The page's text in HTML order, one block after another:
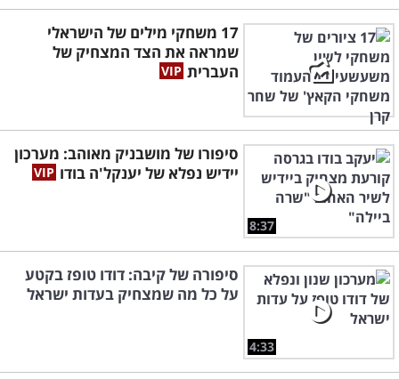
17 משחקי מילים של הישראלי
שמראה את הצד המצחיק של
העברית
8:37
סיפורו של מושבניק מאוהב: מערכון
יידיש נפלא של יענקל'ה בודו
4:33
סיפורה של קיבה: דודו טופז בקטע
על כל מה שמצחיק בעדות ישראל